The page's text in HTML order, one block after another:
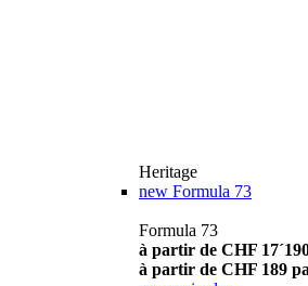
Heritage
new Formula 73
Formula 73
à partir de CHF
à partir de CHF 189